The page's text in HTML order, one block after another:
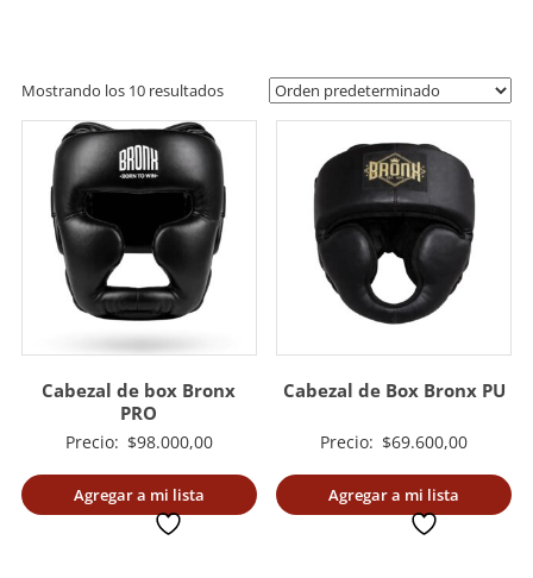
Mostrando los 10 resultados
Cabezal de box Bronx
PRO
Precio: $98.000,00
Agregar a mi lista
Cabezal de Box Bronx PU
Precio: $69.600,00
Agregar a mi lista